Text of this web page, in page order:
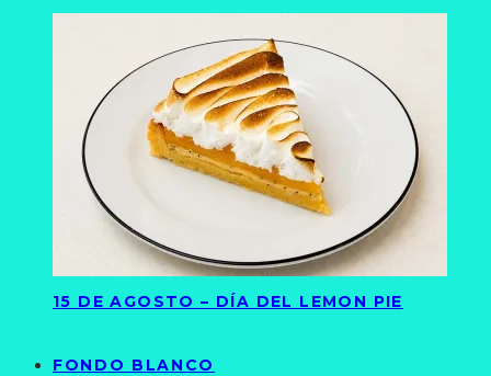
15 DE AGOSTO – DÍA DEL LEMON PIE
FONDO BLANCO